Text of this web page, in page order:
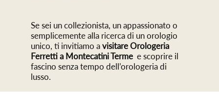
Se sei un collezionista, un appassionato o
semplicemente alla ricerca di un orologio
unico, ti invitiamo avisitare Orologeria
Ferretti a Montecatini Termee scoprire il
fascino senza tempo dell’orologeria di
lusso.